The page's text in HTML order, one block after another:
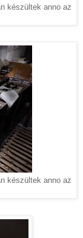
készültek anno az
készültek anno az